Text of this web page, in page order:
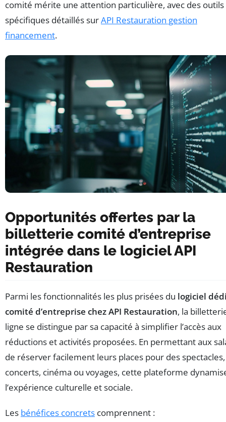
comité mérite une attention particulière, avec des outils
spécifiques détaillés surAPI Restauration gestion
financement.
Opportunités offertes par la
billetterie comité d’entreprise
intégrée dans le logiciel API
Restauration
Parmi les fonctionnalités les plus prisées du logiciel
comité d’entreprise chez API Restauration, la
ligne se distingue par sa capacité à simplifier l’accès aux
réductions et activités proposées. En permettant aux
de réserver facilement leurs places pour des spectacles,
concerts, cinéma ou voyages, cette plateforme
l’expérience culturelle et sociale.
Les bénéfices concrets comprennent :